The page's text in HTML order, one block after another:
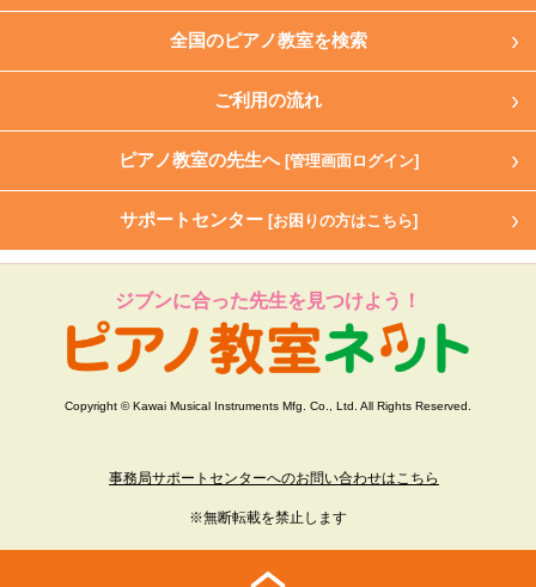
全国のピアノ教室を検索
ご利用の流れ
ピアノ教室の先生へ [管理画面ログイン]
サポートセンター [お困りの方はこちら]
ジブンに合った先生を見つけよう！
Copyright © Kawai Musical Instruments Mfg. Co., Ltd. All Rights Reserved.
事務局サポートセンターへのお問い合わせはこちら
※無断転載を禁止します